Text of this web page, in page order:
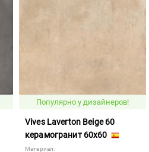
Популярно у дизайнеров!
Vives Laverton Beige 60
керамогранит 60x60
Материал: